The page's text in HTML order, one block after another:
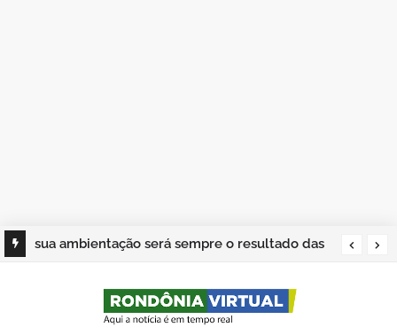
sua ambientação será sempre o resultado das